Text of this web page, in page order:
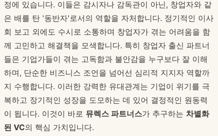
정에 있습니다. 이들은 감시자나 감독관이 아닌, 창업자와 같
은 배를 탄 '동반자'로서의 역할을 자처합니다. 정기적인 이사
회 보고 외에도 수시로 소통하며 창업자가 겪는 어려움을 함
께 고민하고 해결책을 모색합니다. 특히 창업자 출신 파트너
들은 기업가들이 겪는 고독함과 불안감을 누구보다 잘 이해
하며, 단순한 비즈니스 조언을 넘어선 심리적 지지자 역할까
지 수행합니다. 이러한 강력한 유대관계는 기업이 위기를 극
복하고 장기적인 성장을 도모하는 데 있어 결정적인 원동력
이 됩니다. 이것이 바로 뮤렉스 파트너스가 추구하는 차별화
된 VC의 핵심 가치입니다.